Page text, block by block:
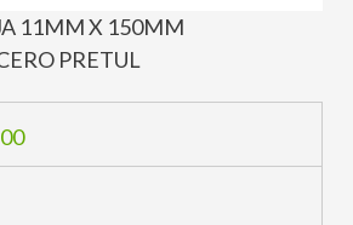
11MM X 150MM
PRETUL